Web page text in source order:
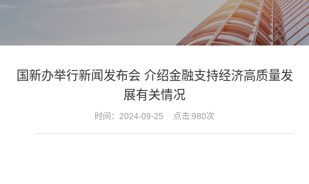
国新办举行新闻发布会 介绍金融支持经济高质量发
展有关情况
时间：2024-09-25 点击:980次